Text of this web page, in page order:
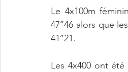
Le 4x100m
47’’46 alors que
41’’21.
Les 4x400 ont